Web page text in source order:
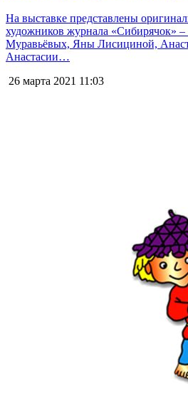
На выставке представлены
художников журнала «Сибирячок»
Муравьёвых, Яны Лисициной,
Анастасии…
26 марта 2021 11:03